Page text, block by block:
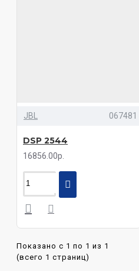
JBL 067481
DSP 2544
16856.00р.
Показано с 1 по 1 из 1
(всего 1 страниц)